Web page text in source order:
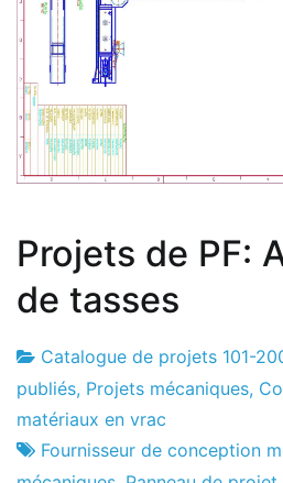
Projets de PF:
de tasses
Usine
de
projets
22
le
juillet
Catalogue de projets 101-
publiés, Projets mécaniques,
matériaux en vrac
Fournisseur de conception